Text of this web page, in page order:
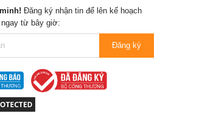
Đăng ký nhận tin để lên kế hoạch
từ bây giờ:
Đăng ký